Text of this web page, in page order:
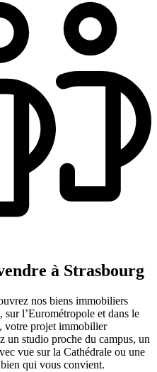
à Strasbourg
nos biens immobiliers
sur l’Eurométropole et dans le
votre projet immobilier
un studio proche du campus, un
vue sur la Cathédrale ou une
qui vous convient.